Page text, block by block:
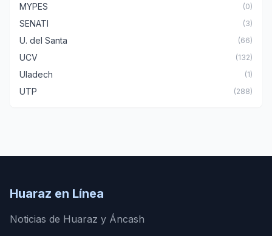
MYPES (0)
SENATI (3)
U. del Santa (66)
UCV (132)
Uladech (1)
UTP (288)
Huaraz en Línea
Noticias de Huaraz y Áncash